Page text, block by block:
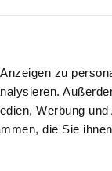
zu
Werbung
die Sie
reserved.